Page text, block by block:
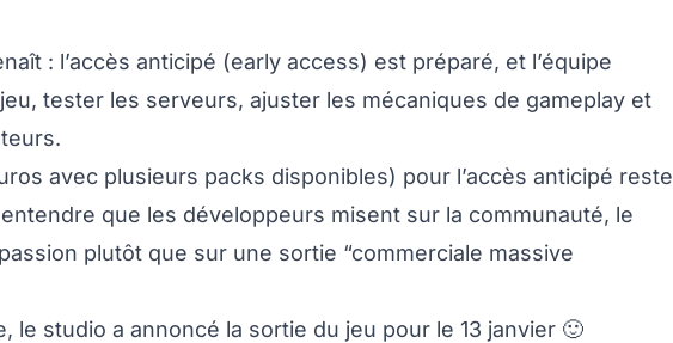
: l’accès anticipé (early access) est préparé, et l’équipe
tester les serveurs, ajuster les mécaniques de gameplay et
avec plusieurs packs disponibles) pour l’accès anticipé reste
que les développeurs misent sur la communauté, le
plutôt que sur une sortie “commerciale massive
le studio a annoncé la sortie du jeu pour le 13 janvier 🙂